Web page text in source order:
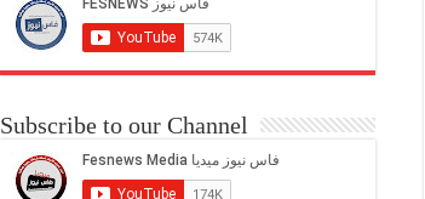
Subscribe to our Channel